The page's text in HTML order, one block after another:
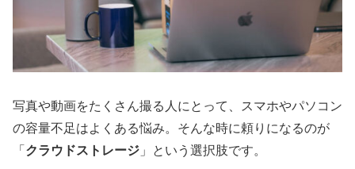
写真や動画をたくさん撮る人にとって、スマホやパソコン
の容量不足はよくある悩み。そんな時に頼りになるのが
「 クラウドストレージ 」という選択肢です。